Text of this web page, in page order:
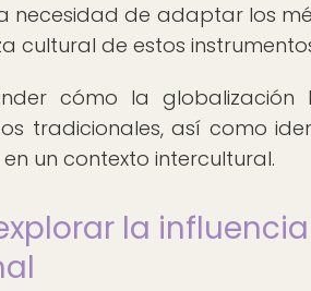
necesidad de adaptar los
cultural de estos
cómo la
tradicionales, así como
un contexto intercultural.
la